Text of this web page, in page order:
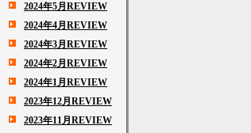
2024年5月REVIEW
2024年4月REVIEW
2024年3月REVIEW
2024年2月REVIEW
2024年1月REVIEW
2023年12月REVIEW
2023年11月REVIEW